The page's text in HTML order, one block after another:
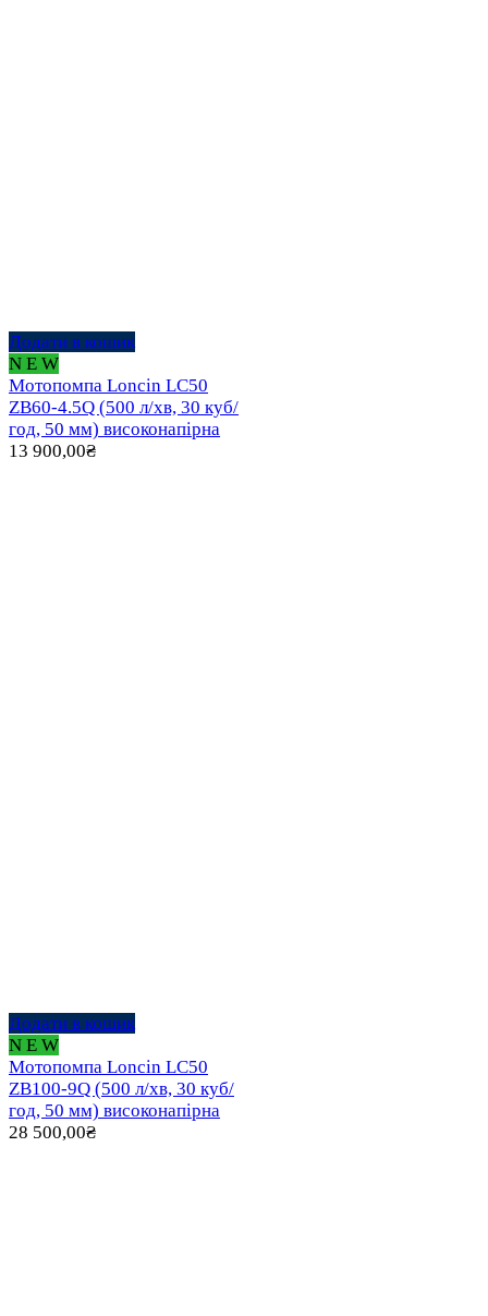
Додати в кошик
N E W
Мотопомпа Loncin LC50
ZB60-4.5Q (500 л/хв, 30 куб/
год, 50 мм) високонапірна
13 900,00₴
Додати в кошик
N E W
Мотопомпа Loncin LC50
ZB100-9Q (500 л/хв, 30 куб/
год, 50 мм) високонапірна
28 500,00₴